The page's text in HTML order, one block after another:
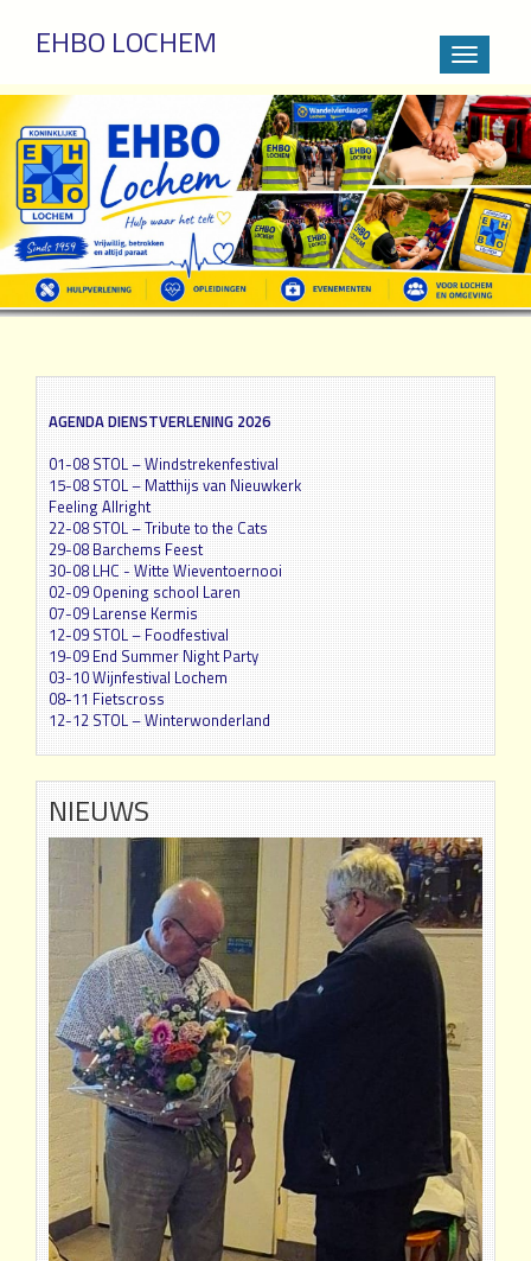
Sla
over
meteen
naar
de
inhoud
EHBO LOCHEM
Wissel
navigatie
AGENDA DIENSTVERLENING 2026
01-08 STOL – Windstrekenfestival
15-08 STOL – Matthijs van Nieuwkerk
Feeling Allright
22-08 STOL – Tribute to the Cats
29-08 Barchems Feest
30-08 LHC - Witte Wieventoernooi
02-09 Opening school Laren
07-09 Larense Kermis
12-09 STOL – Foodfestival
19-09 End Summer Night Party
03-10 Wijnfestival Lochem
08-11 Fietscross
12-12 STOL – Winterwonderland
NIEUWS